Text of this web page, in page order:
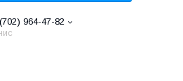
964-47-82